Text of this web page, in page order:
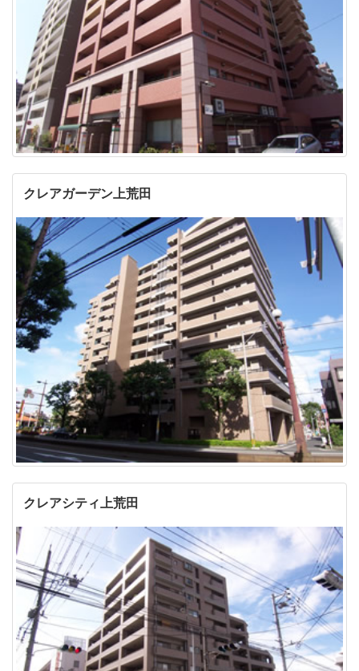
クレアガーデン上荒田
クレアシティ上荒田